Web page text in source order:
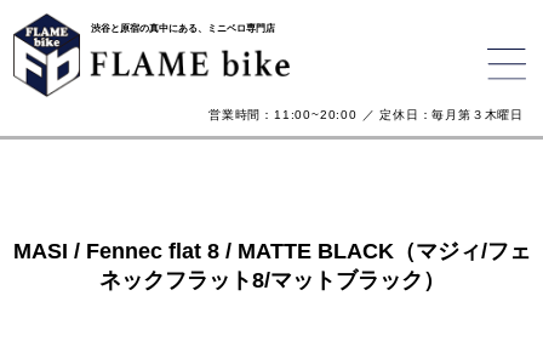
渋谷と原宿の真中にある、ミニベロ専門店
営業時間：11:00~20:00 ／ 定休日：毎月第３木曜日
MASI / Fennec flat 8 / MATTE BLACK（マジィ/フェ
ネックフラット8/マットブラック）